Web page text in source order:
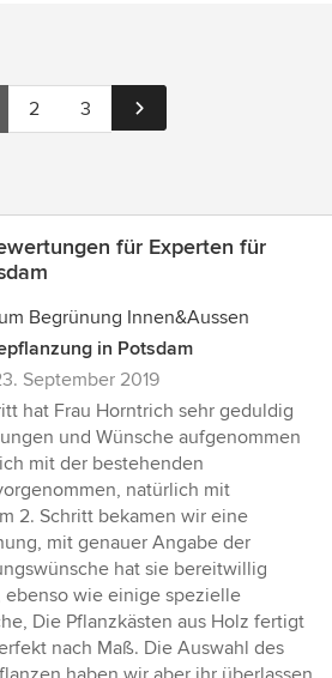
2 3
für Experten für
Begrünung Innen&Aussen
in Potsdam
September 2019
hat Frau Horntrich sehr geduldig
und Wünsche aufgenommen
mit der bestehenden
natürlich mit
2. Schritt bekamen wir eine
mit genauer Angabe der
hat sie bereitwillig
ebenso wie einige spezielle
Die Pflanzkästen aus Holz fertigt
nach Maß. Die Auswahl des